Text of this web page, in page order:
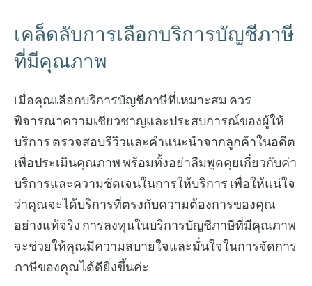
เคล็ดลับการเลือกบริการบัญชีภาษี
ที่มีคุณภาพ
เมื่อคุณเลือกบริการบัญชีภาษีที่เหมาะสม ควร
พิจารณาความเชี่ยวชาญและประสบการณ์ของผู้ให้
บริการ ตรวจสอบรีวิวและคำแนะนำจากลูกค้าในอดีต
เพื่อประเมินคุณภาพ พร้อมทั้งอย่าลืมพูดคุยเกี่ยวกับค่า
บริการและความชัดเจนในการให้บริการ เพื่อให้แน่ใจ
ว่าคุณจะได้บริการที่ตรงกับความต้องการของคุณ
อย่างแท้จริง การลงทุนในบริการบัญชีภาษีที่มีคุณภาพ
จะช่วยให้คุณมีความสบายใจและมั่นใจในการจัดการ
ภาษีของคุณได้ดียิ่งขึ้นค่ะ